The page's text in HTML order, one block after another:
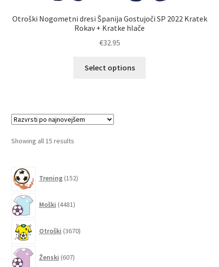
Otroški Nogometni dresi Španija Gostujoči SP 2022 Kratek
Rokav + Kratke hlače
€32.95
Select options
Showing all 15 resultsSorted
Trening 152izdelkov
Moški 4481izdelkov
Otroški 3670izdelkov
Ženski 607izdelkov